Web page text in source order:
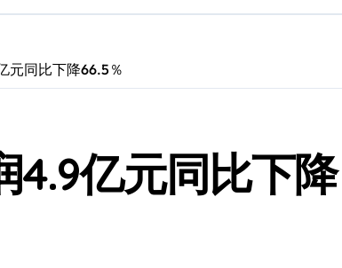
攻略速看！
元同比下降66.5％
4.9亿元同比下降